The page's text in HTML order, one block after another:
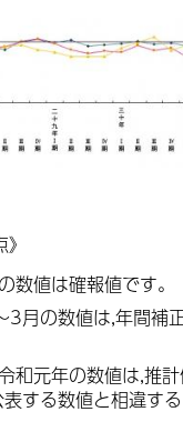
値は確報値です。
月の数値は,年間補
和元年の数値は,推
する数値と相違す